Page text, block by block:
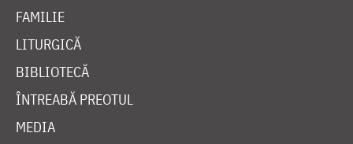
FAMILIE
LITURGICĂ
BIBLIOTECĂ
ÎNTREABĂ PREOTUL
MEDIA